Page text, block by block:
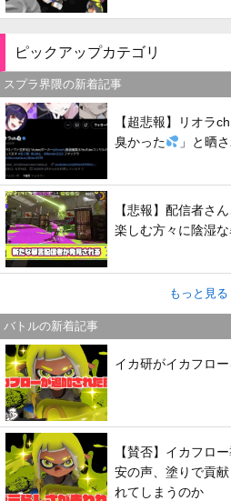
ピックアップカテゴリ
スプラ界隈の新着記事
【超悲報】リオラ
臭かった
」と晒
【悲報】配信者さ
楽しむ方々に陰湿
もっと見る
バトルの新着記事
イカ研がイカフロ
【賛否】イカフロ
安の声、塗りで貢
れてしまうのか